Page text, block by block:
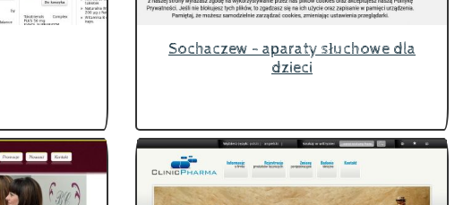
Sochaczew - aparaty słuchowe dla
dzieci